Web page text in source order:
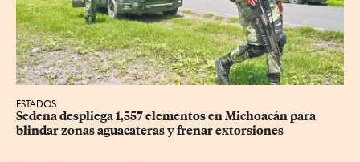
ESTADOS
Sedena despliega 1,557 elementos en Michoacán para
blindar zonas aguacateras y frenar extorsiones